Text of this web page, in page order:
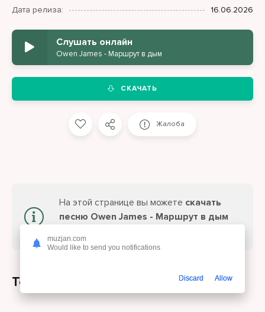
Дата релиза:
16.06.2026
Слушать онлайн
Owen James - Маршрут в дым
СКАЧАТЬ
Жалоба
На этой странице вы можете скачать
песню Owen James - Маршрут в дым
Текст песни
muzjan.com
Would like to send you notifications
Discard Allow